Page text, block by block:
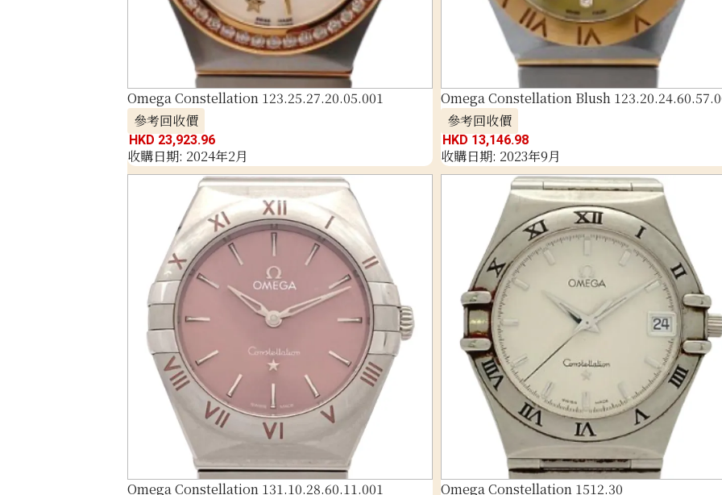
Omega Constellation 123.25.27.20.05.001
參考回收價
HKD 23,923.96
收購日期: 2024年2月
Omega Constellation Blush
參考回收價
HKD 13,146.98
收購日期: 2023年9月
Omega Constellation 131.10.28.60.11.001 Omega Constellation 1512.30